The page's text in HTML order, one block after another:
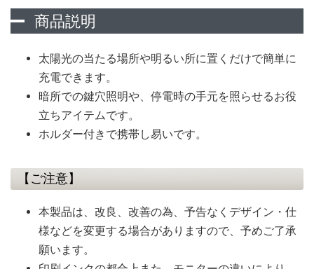
商品説明
太陽光の当たる場所や明るい所に置くだけで簡単に
充電できます。
暗所での鍵穴照明や、停電時の手元を照らせるお役
立ちアイテムです。
ホルダー付きで携帯し易いです。
【ご注意】
本製品は、改良、改善の為、予告なくデザイン・仕
様などを変更する場合がありますので、予めご了承
願います。